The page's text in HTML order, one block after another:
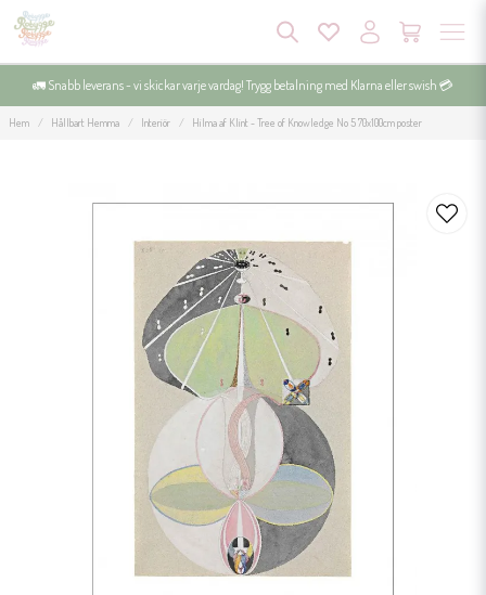
🚛 Snabb leverans - vi skickar varje vardag! Trygg betalning med Klarna eller swish 💳
Hem Hållbart Hemma Interiör Hilma af Klint - Tree of Knowledge No 5 70x100cm poster